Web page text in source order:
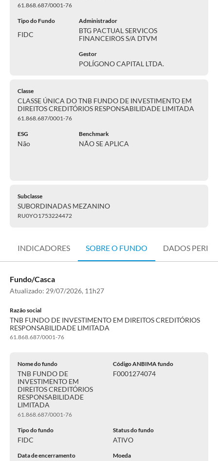
61.868.687/0001-76
Tipo do Fundo
FIDC
Administrador
BTG PACTUAL SERVICOS
FINANCEIROS S/A DTVM
Gestor
POLÍGONO CAPITAL LTDA.
Classe
CLASSE ÚNICA DO TNB FUNDO DE INVESTIMENTO EM
DIREITOS CREDITÓRIOS RESPONSABILIDADE LIMITADA
61.868.687/0001-76
ESG
Não
Benchmark
NÃO SE APLICA
Subclasse
SUBORDINADAS MEZANINO
RU0YO1753224472
INDICADORES SOBRE O FUNDO DADOS
Fundo/Casca
Atualizado: 29/07/2026, 11h27
Razão social
TNB FUNDO DE INVESTIMENTO EM DIREITOS CREDITÓRIOS
RESPONSABILIDADE LIMITADA
61.868.687/0001-76
Nome do fundo
TNB FUNDO DE
INVESTIMENTO EM
DIREITOS CREDITÓRIOS
RESPONSABILIDADE
LIMITADA
61.868.687/0001-76
Código ANBIMA fundo
F0001274074
Tipo do fundo
FIDC
Status do fundo
ATIVO
Data de encerramento Moeda